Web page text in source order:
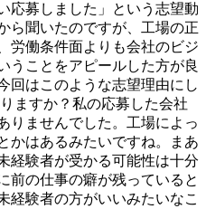
応募しました」という志望動
ら聞いたのですが、工場の正
労働条件面よりも会社のビジ
うことをアピールした方が良
回はこのような志望理由にし
ますか？私の応募した会社
りませんでした。工場によっ
かはあるみたいですね。まあ
経験者が受かる可能性は十分
前の仕事の癖が残っていると
経験者の方がいいみたいなこ